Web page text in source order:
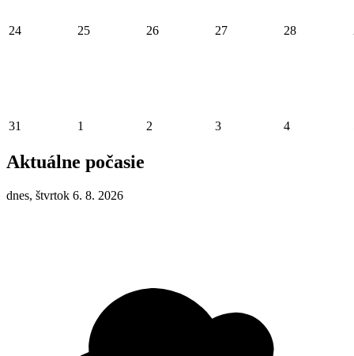
24 25 26 27 28
31 1 2 3 4
Aktuálne počasie
dnes, štvrtok 6. 8. 2026